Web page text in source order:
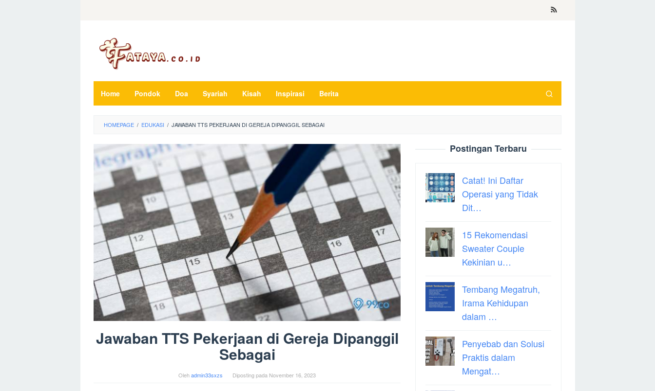
Home Pondok Doa Syariah Kisah Inspirasi Berita
HOMEPAGE / EDUKASI / JAWABAN TTS PEKERJAAN DI GEREJA DIPANGGIL SEBAGAI
Jawaban TTS Pekerjaan di Gereja Dipanggil
Sebagai
Olehadmin33sxzs Diposting pada November 16, 2023
Postingan Terbaru
Catat! Ini Daftar
Operasi yang Tidak
Dit…
15 Rekomendasi
Sweater Couple
Kekinian u…
Tembang Megatruh,
Irama Kehidupan
dalam …
Penyebab dan Solusi
Praktis dalam
Mengat…